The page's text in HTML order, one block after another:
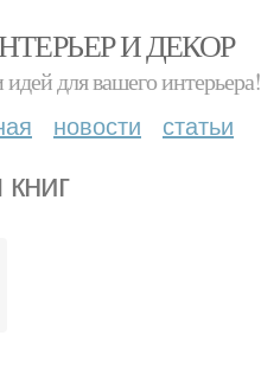
И ДЕКОР
идей для вашего интерьера!
новости статьи